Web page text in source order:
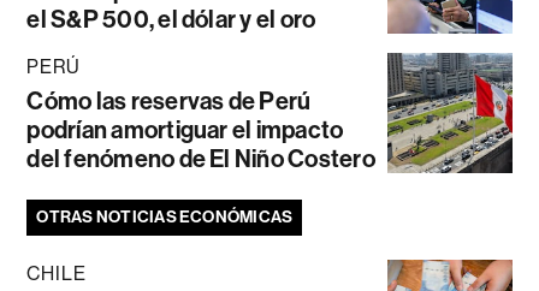
el S&P 500, el dólar y el oro
PERÚ
Cómo las reservas de Perú
podrían amortiguar el impacto
del fenómeno de El Niño Costero
OTRAS NOTICIAS ECONÓMICAS
CHILE